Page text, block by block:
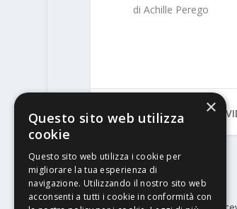
di Achille Perego
PRECEDENTE
×
Questo sito web utilizza
cookie
Questo sito web utilizza i cookie per
migliorare la tua esperienza di
navigazione. Utilizzando il nostro sito web
acconsenti a tutti i cookie in conformità con